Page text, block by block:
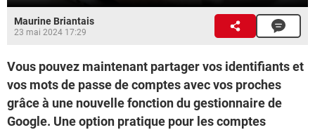
Maurine Briantais
23 mai 2024 17:29
Vous pouvez maintenant partager vos identifiants et
vos mots de passe de comptes avec vos proches
grâce à une nouvelle fonction du gestionnaire de
Google. Une option pratique pour les comptes